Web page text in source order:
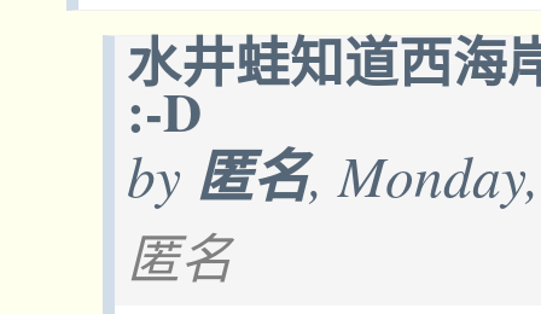
水井蛙知道西海
:-D
by 匿名,
匿名